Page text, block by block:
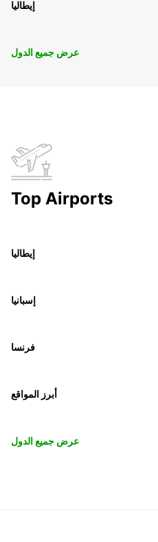
إيطاليا
عرض جميع الدول
Top Airports
إيطاليا
إسبانيا
فرنسا
أبرز المواقع
عرض جميع الدول